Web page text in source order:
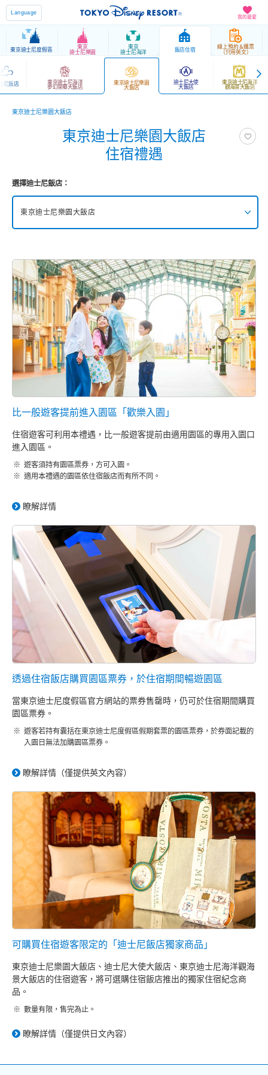
我的最愛
Language
東京迪士尼度假區
東京
迪士尼樂園
東京
迪士尼海洋
飯店住宿
線上預約＆購票
（只用英文）
尼飯店 東京迪士尼海洋
夢幻泉鄉大飯店
東京迪士尼樂園
大飯店
迪士尼大使
大飯店
東京迪士尼海洋
觀海景大飯店
東京迪士尼樂園大飯店
東京迪士尼樂園大飯店
住宿禮遇
選擇迪士尼飯店：
東京迪士尼樂園大飯店
東京迪士尼海洋夢幻泉鄉大飯店 夢幻館
東京迪士尼樂園大飯店
迪士尼大使大飯店
東京迪士尼海洋觀海景大飯店
東京迪士尼度假區玩具總動員飯店
東京迪士尼樂祥飯店
比一般遊客提前進入園區「歡樂入園」
住宿遊客可利用本禮遇，比一般遊客提前由適用園區的專用入園口
進入園區。
遊客須持有園區票券，方可入園。
適用本禮遇的園區依住宿飯店而有所不同。
瞭解詳情
透過住宿飯店購買園區票券，於住宿期間暢遊園區
當東京迪士尼度假區官方網站的票券售罄時，仍可於住宿期間購買
園區票券。
遊客若持有囊括在東京迪士尼度假區假期套票的園區票券，於券面記載的
入園日無法加購園區票券。
瞭解詳情（僅提供英文內容）
可購買住宿遊客限定的「迪士尼飯店獨家商品」
東京迪士尼樂園大飯店、迪士尼大使大飯店、東京迪士尼海洋觀海
景大飯店的住宿遊客，將可選購住宿飯店推出的獨家住宿紀念商
品。
數量有限，售完為止。
瞭解詳情（僅提供日文內容）